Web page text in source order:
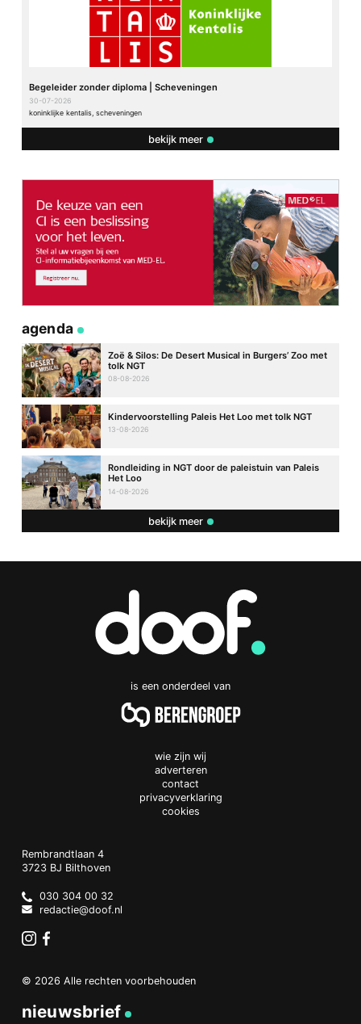
Begeleider zonder diploma | Scheveningen
30-07-2026
koninklijke kentalis, scheveningen
bekijk meer
agenda
Zoë & Silos: De Desert Musical in Burgers’ Zoo met
tolk NGT
08-08-2026
Kindervoorstelling Paleis Het Loo met tolk NGT
13-08-2026
Rondleiding in NGT door de paleistuin van Paleis
Het Loo
14-08-2026
bekijk meer
is een onderdeel van
wie zijn wij
adverteren
contact
privacyverklaring
cookies
Doof.nl
work
Rembrandtlaan 4
3723 BJ Bilthoven
Netherlands
030 304 00 32
redactie@doof.nl
© 2026 Alle rechten voorbehouden
nieuwsbrief